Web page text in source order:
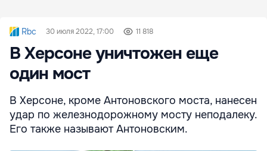
Rbc 30 июля 2022, 17:00 11 818
В Херсоне уничтожен еще
один мост
В Херсоне, кроме Антоновского моста, нанесен
удар по железнодорожному мосту неподалеку.
Его также называют Антоновским.